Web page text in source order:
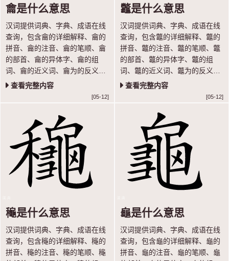
龠是什么意思
汉词提供词典、字典、成语在线
查询，包含龠的详细解释、龠的
拼音、龠的注音、龠的笔顺、龠
的部首、龠的异体字、龠的组
词、龠的近义词、龠为的反义词
等内容，让你轻松学汉语。
查看完整内容
[05-12]
龞是什么意思
汉词提供词典、字典、成语在线
查询，包含龞的详细解释、龞的
拼音、龞的注音、龞的笔顺、龞
的部首、龞的异体字、龞的组
词、龞的近义词、龞为的反义词
等内容，让你轻松学汉语。
查看完整内容
[05-12]
龝是什么意思
汉词提供词典、字典、成语在线
查询，包含龝的详细解释、龝的
拼音、龝的注音、龝的笔顺、龝
龜是什么意思
汉词提供词典、字典、成语在线
查询，包含龜的详细解释、龜的
拼音、龜的注音、龜的笔顺、龜